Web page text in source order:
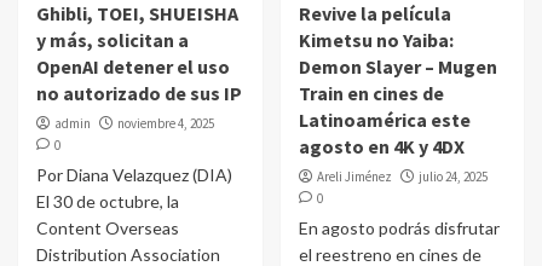
Ghibli, TOEI, SHUEISHA
y más, solicitan a
OpenAI detener el uso
no autorizado de sus IP
admin
noviembre 4, 2025
0
Por Diana Velazquez (DIA)
El 30 de octubre, la
Content Overseas
Distribution Association
Revive la película
Kimetsu no Yaiba:
Demon Slayer – Mugen
Train en cines de
Latinoamérica este
agosto en 4K y 4DX
Areli Jiménez
julio 24, 2025
0
En agosto podrás disfrutar
el reestreno en cines de